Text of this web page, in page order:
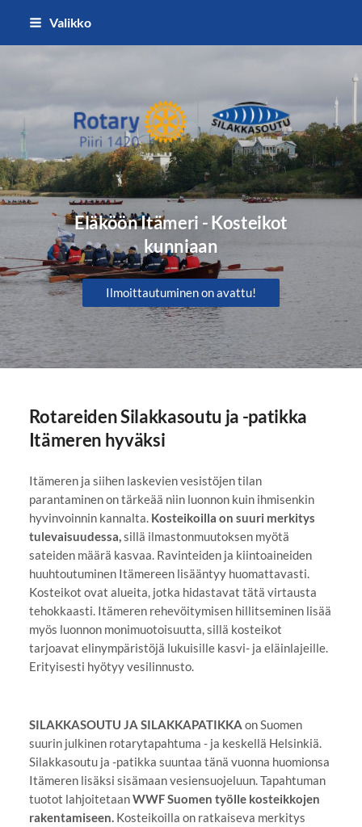
Siirry
Valikko
Silakkasoutu / Finlandia Hall
Eläköön Itämeri - Kosteikot
kunniaan
Ilmoittautuminen on avattu!
Rotareiden Silakkasoutu ja -patikka
Itämeren hyväksi
Itämeren ja siihen laskevien vesistöjen tilan
parantaminen on tärkeää niin luonnon kuin ihmisenkin
hyvinvoinnin kannalta. Kosteikoilla on suuri merkitys
tulevaisuudessa,sillä ilmastonmuutoksen myötä
sateiden määrä kasvaa. Ravinteiden ja kiintoaineiden
huuhtoutuminen Itämereen lisääntyy huomattavasti.
Kosteikot ovat alueita, jotka hidastavat tätä virtausta
tehokkaasti. Itämeren rehevöitymisen hillitseminen lisää
myös luonnon monimuotoisuutta, sillä kosteikot
tarjoavat elinympäristöjä lukuisille kasvi- ja eläinlajeille.
Erityisesti hyötyy vesilinnusto.
SILAKKASOUTU JA SILAKKAPATIKKA on Suomen
suurin julkinen rotarytapahtuma - ja keskellä Helsinkiä.
Silakkasoutu ja -patikka suuntaa tänä vuonna huomionsa
Itämeren lisäksi sisämaan vesiensuojeluun. Tapahtuman
tuotot lahjoitetaanWWF Suomen työlle kosteikkojen
rakentamiseen.Kosteikoilla on ratkaiseva merkitys